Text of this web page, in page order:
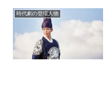
時代劇の登場人物